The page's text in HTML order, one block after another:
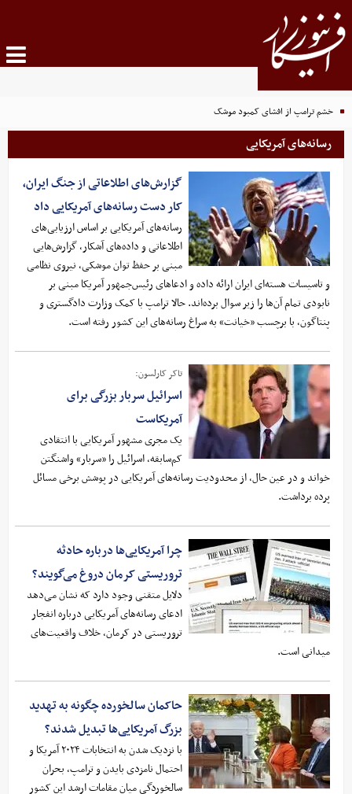
خشم ترامپ از افشای کمبود موشک
رسانه‌های آمریکایی
گزارش‌های اطلاعاتی از جنگ ایران،
کار دست رسانه‌های آمریکایی داد
رسانه‌های آمریکایی بر اساس ارزیابی‌های
اطلاعاتی و داده‌های آشکار، گزارش‌هایی
مبنی بر حفظ توان موشکی، نیروی نظامی
و تاسیسات هسته‌ای ایران ارائه داده و ادعاهای رئیس‌جمهور آمریکا مبنی بر
نابودی تمام آن‌ها را زیر سوال برده‌اند. حالا ترامپ با کمک وزارت دادگستری و
پنتاگون، با برچسب «خیانت» به سراغ رسانه‌های این کشور رفته است.
تاکر کارلسون:
اسرائیل سربار بزرگی برای
آمریکاست
یک مجری مشهور آمریکایی با انتقادی
کم‌سابقه، اسرائیل را «سربار» واشنگتن
خواند و در عین حال، از محدودیت رسانه‌های آمریکایی در پوشش برخی مسائل
پرده برداشت.
چرا آمریکایی­‌ها درباره حادثه
تروریستی کرمان دروغ می‌­گویند؟
دلایل متقنی وجود دارد که نشان می‌دهد
ادعای رسانه‌های آمریکایی درباره انفجار
تروریستی در کرمان، خلاف واقعیت‌های
میدانی است.
حاکمان سالخورده چگونه به تهدید
بزرگ آمریکایی‌ها تبدیل شدند؟
با نزدیک شدن به انتخابات ۲۰۲۴ آمریکا و
احتمال نامزدی بایدن و ترامپ، بحران
سالخوردگی میان مقامات ارشد این کشور